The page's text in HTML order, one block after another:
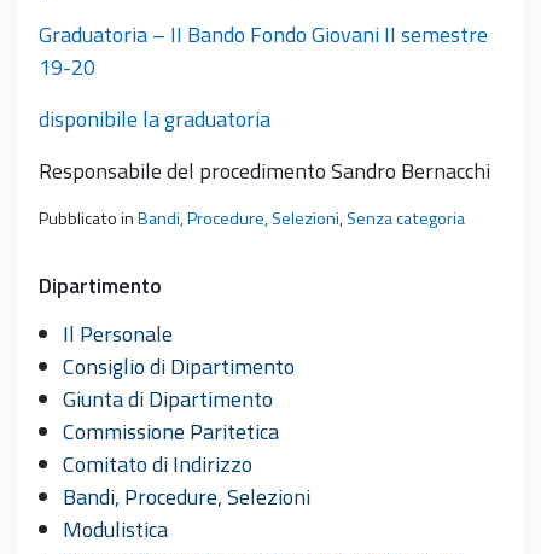
Graduatoria – II Bando Fondo Giovani II semestre
19-20
disponibile la graduatoria
Responsabile del procedimento Sandro Bernacchi
Pubblicato inBandi, Procedure, Selezioni,Senza categoria
Dipartimento
Il Personale
Consiglio di Dipartimento
Giunta di Dipartimento
Commissione Paritetica
Comitato di Indirizzo
Bandi, Procedure, Selezioni
Modulistica